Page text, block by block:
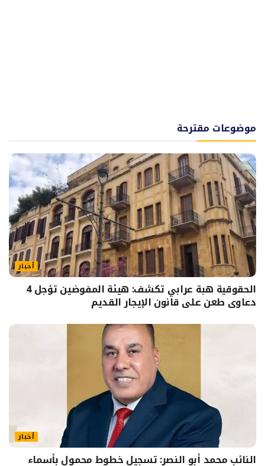
موضوعات مقترحة
أخبار
الحقوقية هبة عرابي تكشف: هيئة المفوضين تؤجل 4
دعاوى طعن على قانون الإيجار القديم
أخبار
النائب محمد أبو النصر: تسجيل خطوط محمول بأسماء